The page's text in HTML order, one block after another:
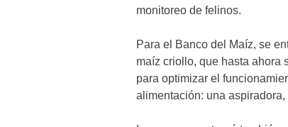
monitoreo de felinos.
Para el Banco del Maíz, se
maíz criollo, que hasta ahora
para optimizar el
alimentación: una